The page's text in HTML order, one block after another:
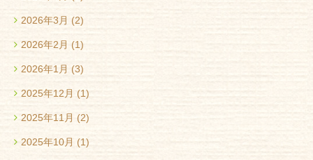
2026年3月 (2)
2026年2月 (1)
2026年1月 (3)
2025年12月 (1)
2025年11月 (2)
2025年10月 (1)